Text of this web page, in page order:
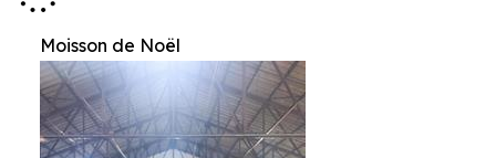
Moisson de Noël